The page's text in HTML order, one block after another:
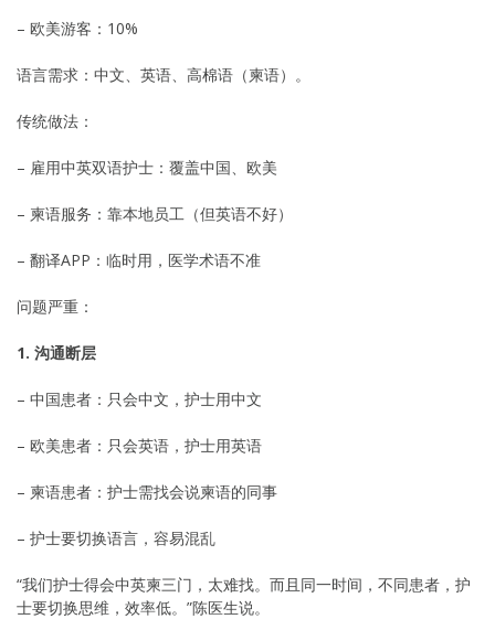
– 欧美游客：10%
语言需求：中文、英语、高棉语（柬语）。
传统做法：
– 雇用中英双语护士：覆盖中国、欧美
– 柬语服务：靠本地员工（但英语不好）
– 翻译APP：临时用，医学术语不准
问题严重：
1. 沟通断层
– 中国患者：只会中文，护士用中文
– 欧美患者：只会英语，护士用英语
– 柬语患者：护士需找会说柬语的同事
– 护士要切换语言，容易混乱
“我们护士得会中英柬三门，太难找。而且同一时间，不同患者，护
士要切换思维，效率低。”陈医生说。